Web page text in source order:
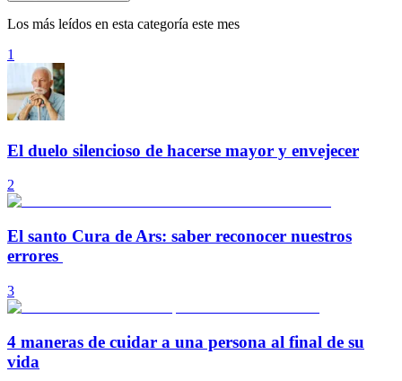
Los más leídos en esta categoría este mes
1
El duelo silencioso de hacerse mayor y envejecer
2
El santo Cura de Ars: saber reconocer nuestros
errores
3
4 maneras de cuidar a una persona al final de su
vida